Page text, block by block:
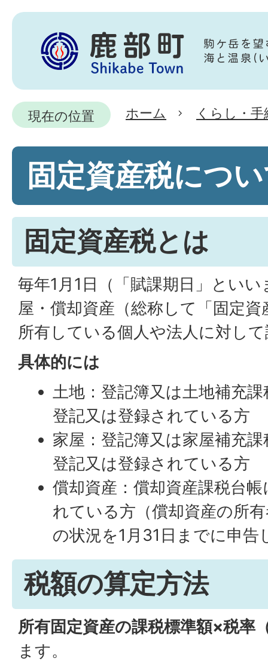
現在の位置 ホーム くらし・手
固定資産税につ
固定資産税とは
毎年1月1日（「賦課期日」とい
屋・償却資産（総称して「固定
所有している個人や法人に対し
具体的には
土地：登記簿又は土地補充
登記又は登録されている方
家屋：登記簿又は家屋補充
登記又は登録されている方
償却資産：償却資産課税台
れている方（償却資産の所
の状況を1月31日までに申
税額の算定方法
所有固定資産の課税標準額×税率
ます。